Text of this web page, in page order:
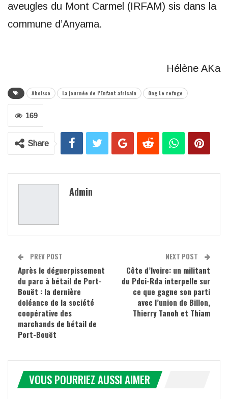
aveugles du Mont Carmel (IRFAM) sis dans la
commune d’Anyama.
Hélène AKa
Aboisso La journée de l’Enfant africain Ong Le refuge
169
Share
Admin
PREV POST
Après le déguerpissement
du parc à bétail de Port-
Bouët : la dernière
doléance de la société
coopérative des
marchands de bétail de
Port-Bouët
NEXT POST
Côte d’Ivoire: un militant
du Pdci-Rda interpelle sur
ce que gagne son parti
avec l’union de Billon,
Thierry Tanoh et Thiam
VOUS POURRIEZ AUSSI AIMER